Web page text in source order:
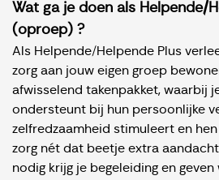
Wat ga je doen als Helpende/
(oproep) ?
Als Helpende/Helpende Plus
zorg aan jouw eigen groep
afwisselend takenpakket, waarbij
ondersteunt bij hun persoonlijke
zelfredzaamheid stimuleert en
zorg nét dat beetje extra
nodig krijg je begeleiding en